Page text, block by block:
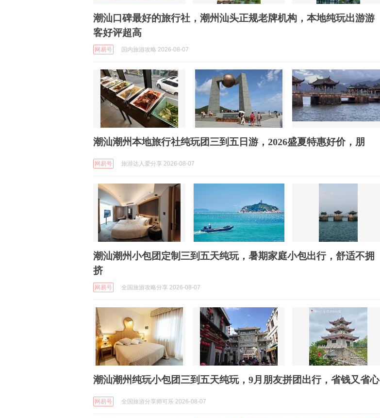
潮汕口碑最好的旅行社，潮州汕头正规老牌机构，本地纯玩出游游
客好评超高
网易号 国内旅游攻略 2026-08-07
潮汕潮州本地旅行社纯玩团三到五日游，2026盛夏特惠好价，朋
网易号 旅游达人爱分享 2026-08-07
潮汕潮州小包团定制三到五天纯玩，暑期家庭小包出行，舒适不拥
挤
网易号 全国旅游攻略分享 2026-08-07
潮汕潮州纯玩小包团三到五天纯玩，9月朋友拼团出行，省钱又省心
网易号 全国旅游分享师可乐 2026-08-07